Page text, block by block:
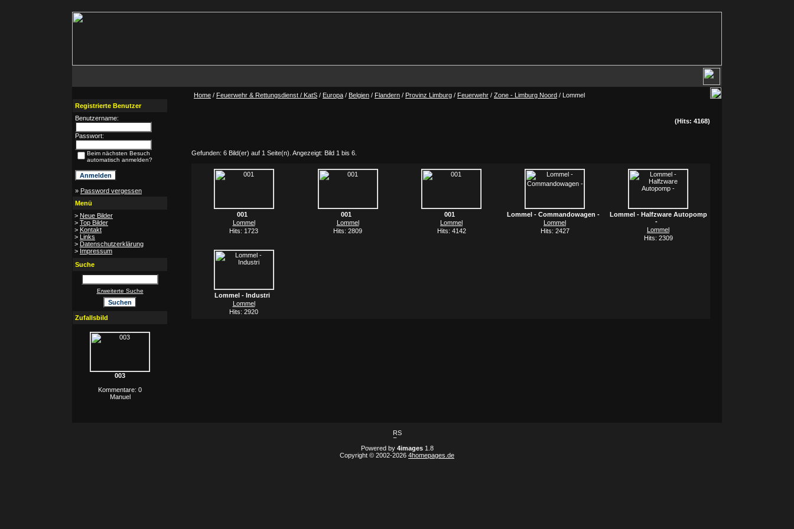
Registrierte Benutzer
Benutzername:
Passwort:
Beim nächsten Besuch
automatisch anmelden?
» Password vergessen
Menü
> Neue Bilder
> Top Bilder
> Kontakt
> Links
> Datenschutzerklärung
> Impressum
Suche
Erweiterte Suche
Zufallsbild
003
Kommentare: 0
Manuel
Home / Feuerwehr & Rettungsdienst / KatS / Europa / Belgien / Flandern / Provinz Limburg / Feuerwehr / Zone - Limburg Noord / Lommel
(Hits: 4168)
Gefunden: 6 Bild(er) auf 1 Seite(n). Angezeigt: Bild 1 bis 6.
001
Lommel
Hits: 1723
001
Lommel
Hits: 2809
001
Lommel
Hits: 4142
Lommel - Commandowagen -
Lommel
Hits: 2427
Lommel - Halfzware Autopomp
-
Lommel
Hits: 2309
Lommel - Industri
Lommel
Hits: 2920
Powered by 4images1.8
Copyright © 2002-2026 4homepages.de